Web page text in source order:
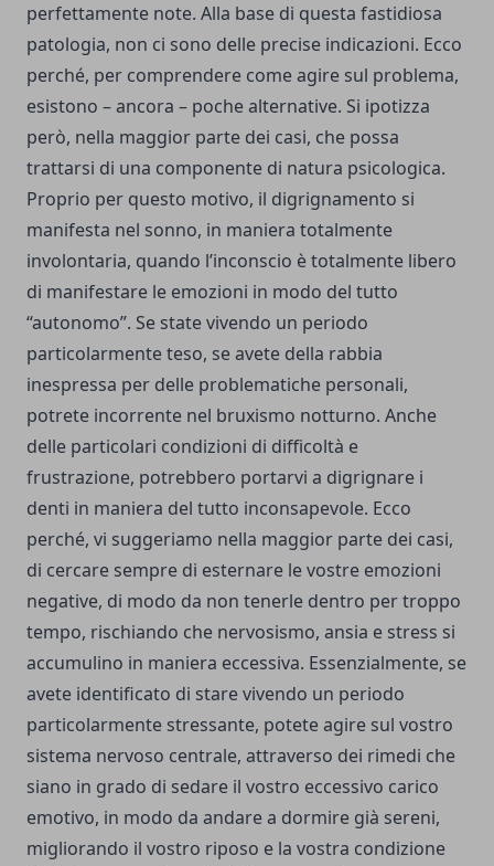
perfettamente note. Alla base di questa fastidiosa
patologia, non ci sono delle precise indicazioni. Ecco
perché, per comprendere come agire sul problema,
esistono – ancora – poche alternative. Si ipotizza
però, nella maggior parte dei casi, che possa
trattarsi di una componente di natura psicologica.
Proprio per questo motivo, il digrignamento si
manifesta nel sonno, in maniera totalmente
involontaria, quando l’inconscio è totalmente libero
di manifestare le emozioni in modo del tutto
“autonomo”. Se state vivendo un periodo
particolarmente teso, se avete della rabbia
inespressa per delle problematiche personali,
potrete incorrente nel bruxismo notturno. Anche
delle particolari condizioni di difficoltà e
frustrazione, potrebbero portarvi a digrignare i
denti in maniera del tutto inconsapevole. Ecco
perché, vi suggeriamo nella maggior parte dei casi,
di cercare sempre di esternare le vostre emozioni
negative, di modo da non tenerle dentro per troppo
tempo, rischiando che nervosismo, ansia e stress si
accumulino in maniera eccessiva. Essenzialmente, se
avete identificato di stare vivendo un periodo
particolarmente stressante, potete agire sul vostro
sistema nervoso centrale, attraverso dei rimedi che
siano in grado di sedare il vostro eccessivo carico
emotivo, in modo da andare a dormire già sereni,
migliorando il vostro riposo e la vostra condizione